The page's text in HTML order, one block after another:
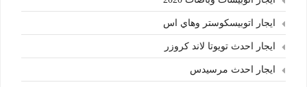
ايجار اتوبيسكوستر وهاي اس
ايجار احدث تويوتا لاند كروزر
ايجار احدث مرسيدس